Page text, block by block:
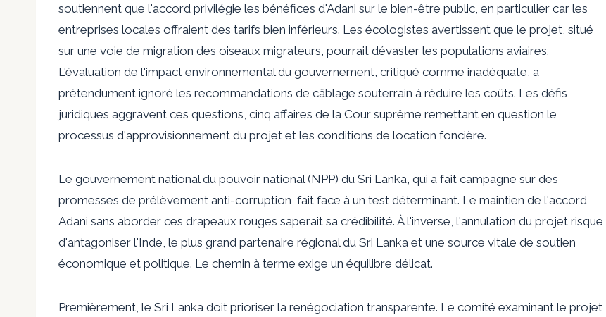
soutiennent que l'accord privilégie les bénéfices d'Adani sur le bien-être public, en particulier car les
entreprises locales offraient des tarifs bien inférieurs. Les écologistes avertissent que le projet, situé
sur une voie de migration des oiseaux migrateurs, pourrait dévaster les populations aviaires.
L'évaluation de l'impact environnemental du gouvernement, critiqué comme inadéquate, a
prétendument ignoré les recommandations de câblage souterrain à réduire les coûts. Les défis
juridiques aggravent ces questions, cinq affaires de la Cour suprême remettant en question le
processus d'approvisionnement du projet et les conditions de location foncière.
Le gouvernement national du pouvoir national (NPP) du Sri Lanka, qui a fait campagne sur des
promesses de prélèvement anti-corruption, fait face à un test déterminant. Le maintien de l'accord
Adani sans aborder ces drapeaux rouges saperait sa crédibilité. À l'inverse, l'annulation du projet risque
d'antagoniser l'Inde, le plus grand partenaire régional du Sri Lanka et une source vitale de soutien
économique et politique. Le chemin à terme exige un équilibre délicat.
Premièrement, le Sri Lanka doit prioriser la renégociation transparente. Le comité examinant le projet